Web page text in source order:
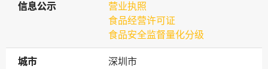
信息公示
信息公示
营业执照
食品经营许可证
食品安全监督量化分级
城市
城市
深圳市